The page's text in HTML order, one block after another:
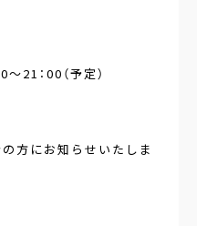
21：00（予定）
方にお知らせいたしま